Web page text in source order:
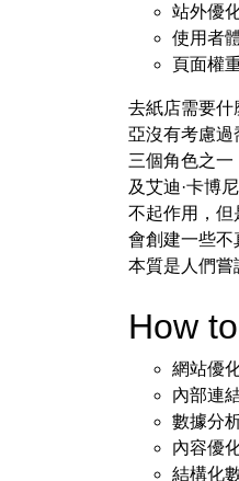
站外優
使用者
頁面權
去紙店需要什
亞沒有考慮過
三個角色之一
及艾迪·卡博
不起作用，但
會創建一些不
本質是人們嘗
How
網站優
內部連
數據分
內容優
結構化